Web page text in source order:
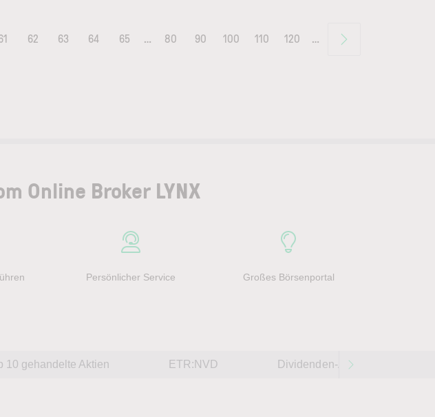
62 63 64 65 … 80 90 100 110 120 …
Online Broker LYNX
Persönlicher Service Großes Börsenportal
10 gehandelte Aktien ETR:NVD Dividenden-Aktien weltweit